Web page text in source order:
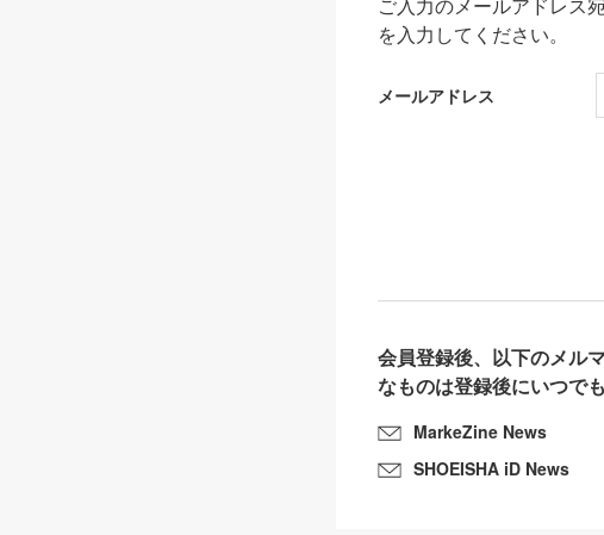
を入力してください。
メールアドレス
会員登録後、以下のメル
なものは登録後にいつで
MarkeZine News
SHOEISHA iD News